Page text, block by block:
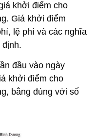
khởi điểm cho
Giá khởi điểm
lệ phí và các nghĩa
định.
đầu vào ngày
khởi điểm cho
bằng đúng với số